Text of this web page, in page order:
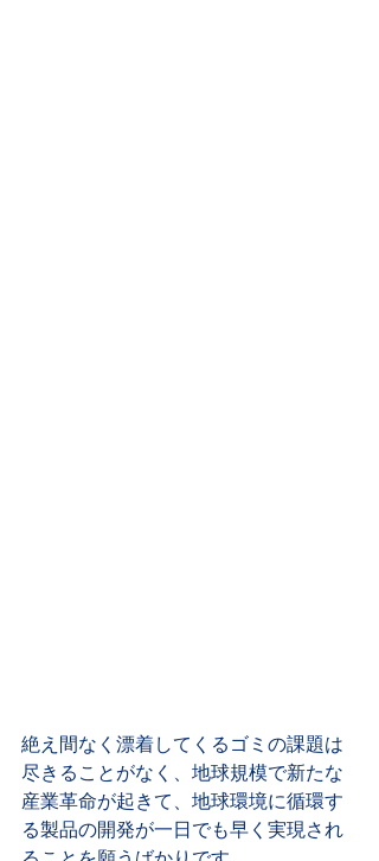
絶え間なく漂着してくるゴミの課題は
尽きることがなく、地球規模で新たな
産業革命が起きて、地球環境に循環す
る製品の開発が一日でも早く実現され